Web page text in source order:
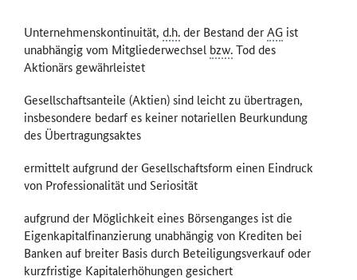
Unternehmenskontinuität,d.h.der Bestand derAG ist
unabhängig vom Mitgliederwechsel bzw.Tod des
Aktionärs gewährleistet
Gesellschaftsanteile (Aktien) sind leicht zu übertragen,
insbesondere bedarf es keiner notariellen Beurkundung
des Übertragungsaktes
ermittelt aufgrund der Gesellschaftsform einen Eindruck
von Professionalität und Seriosität
aufgrund der Möglichkeit eines Börsenganges ist die
Eigenkapitalfinanzierung unabhängig von Krediten bei
Banken auf breiter Basis durch Beteiligungsverkauf oder
kurzfristige Kapitalerhöhungen gesichert